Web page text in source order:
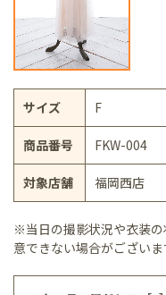
サイズ F
商品番号 FKW-004
対象店舗 福岡西店
※当日の撮影状況や衣装
意できない場合がございま